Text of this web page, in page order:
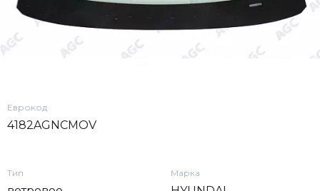
Еврокод
4182AGNCMOV
Тип Марка